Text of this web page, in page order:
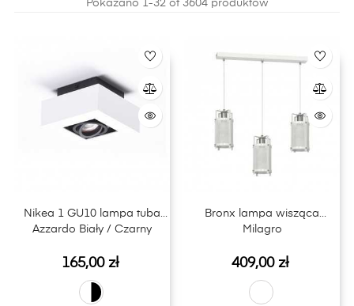
Pokazano 1-32 of 3604 produktów
Nikea 1 GU10 lampa tuba
Azzardo Biały / Czarny
Cena
165,00 zł
Bronx lampa wisząca
Milagro
Cena
409,00 zł